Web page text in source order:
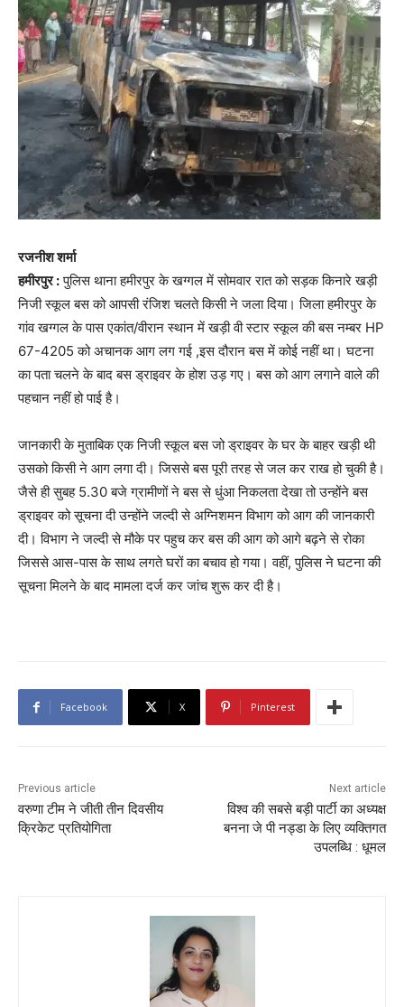
रजनीश शर्मा
हमीरपुर :पुलिस थाना हमीरपुर के खग्गल में सोमवार रात को सड़क किनारे खड़ी
निजी स्कूल बस को आपसी रंजिश चलते किसी ने जला दिया। जिला हमीरपुर के
गांव खग्गल के पास एकांत/वीरान स्थान में खड़ी वी स्टार स्कूल की बस नम्बर HP
67-4205 को अचानक आग लग गई ,इस दौरान बस में कोई नहीं था। घटना
का पता चलने के बाद बस ड्राइवर के होश उड़ गए। बस को आग लगाने वाले की
पहचान नहीं हो पाई है।
जानकारी के मुताबिक एक निजी स्कूल बस जो ड्राइवर के घर के बाहर खड़ी थी
उसको किसी ने आग लगा दी। जिससे बस पूरी तरह से जल कर राख हो चुकी है।
जैसे ही सुबह 5.30 बजे ग्रामीणों ने बस से धुंआ निकलता देखा तो उन्होंने बस
ड्राइवर को सूचना दी उन्होंने जल्दी से अग्निशमन विभाग को आग की जानकारी
दी। विभाग ने जल्दी से मौके पर पहुच कर बस की आग को आगे बढ़ने से रोका
जिससे आस-पास के साथ लगते घरों का बचाव हो गया। वहीं, पुलिस ने घटना की
सूचना मिलने के बाद मामला दर्ज कर जांच शुरू कर दी है।
Facebook X Pinterest
Previous article
वरुणा टीम ने जीती तीन दिवसीय
क्रिकेट प्रतियोगिता
Next article
विश्व की सबसे बड़ी पार्टी का अध्यक्ष
बनना जे पी नड्डा के लिए व्यक्तिगत
उपलब्धि : धूमल